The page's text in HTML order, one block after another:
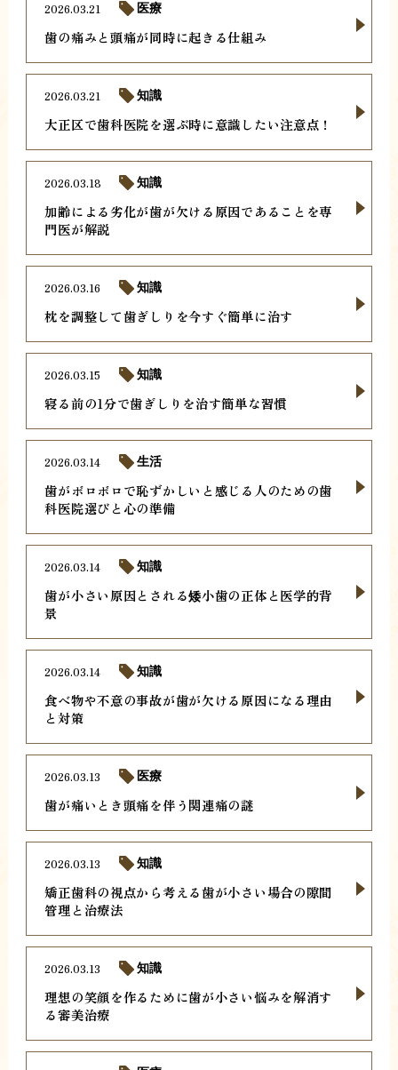
歯の痛みと頭痛が同時に起きる仕組み
2026.03.21 医療
大正区で歯科医院を選ぶ時に意識したい注意点！
2026.03.21 知識
加齢による劣化が歯が欠ける原因であることを専
門医が解説
2026.03.18 知識
枕を調整して歯ぎしりを今すぐ簡単に治す
2026.03.16 知識
寝る前の1分で歯ぎしりを治す簡単な習慣
2026.03.15 知識
歯がボロボロで恥ずかしいと感じる人のための歯
科医院選びと心の準備
2026.03.14 生活
歯が小さい原因とされる矮小歯の正体と医学的背
景
2026.03.14 知識
食べ物や不意の事故が歯が欠ける原因になる理由
と対策
2026.03.14 知識
歯が痛いとき頭痛を伴う関連痛の謎
2026.03.13 医療
矯正歯科の視点から考える歯が小さい場合の隙間
管理と治療法
2026.03.13 知識
理想の笑顔を作るために歯が小さい悩みを解消す
る審美治療
2026.03.13 知識